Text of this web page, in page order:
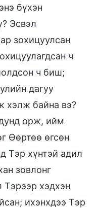
бүхэн
Эсвэл
зохицуулсан
ч
ч биш;
дагуу
хэлж байна вэ?
орж, ийм
Өөртөө өгсөн
Тэр хүнтэй адил
зовлонг
Тэрээр хэдхэн
ихэнхдээ Тэр